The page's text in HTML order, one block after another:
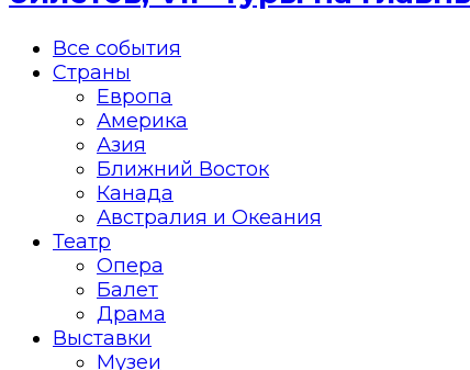
Все события
Страны
Европа
Америка
Азия
Ближний Восток
Канада
Австралия и Океания
Театр
Опера
Балет
Драма
Выставки
Музеи